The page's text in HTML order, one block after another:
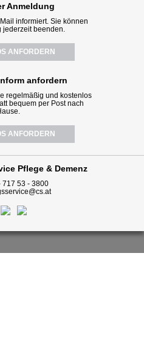
Anmeldung
informiert. Sie können
jederzeit beenden.
ANFORDERN
anfordern
regelmäßig und kostenlos
bequem per Post nach
ANFORDERN
Pflege & Demenz
717 53 - 3800